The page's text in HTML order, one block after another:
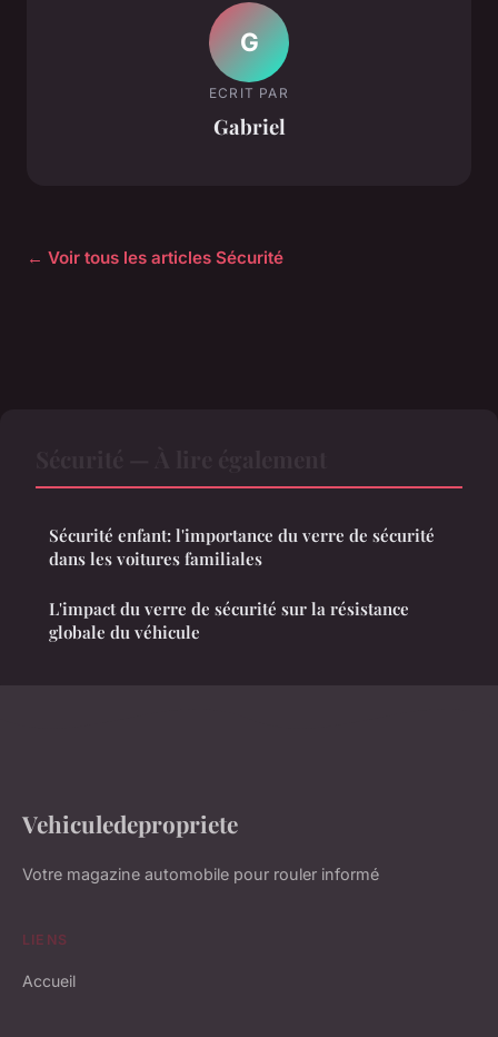
G
ECRIT PAR
Gabriel
← Voir tous les articles Sécurité
Sécurité enfant: l'importance du verre de sécurité
dans les voitures familiales
L'impact du verre de sécurité sur la résistance
globale du véhicule
Vehiculedepropriete
Votre magazine automobile pour rouler informé
LIENS
Accueil